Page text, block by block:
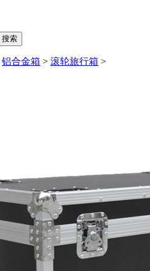
铝合金箱 > 滚轮旅行箱 >